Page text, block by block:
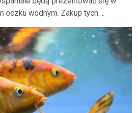
oczku wodnym. Zakup tych….